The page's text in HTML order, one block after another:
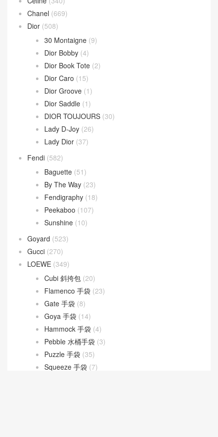
Hop 斜挎包
Jodie 手提包
Loop 斜挎包
Parachute Bag(10)
Sardine Hobo(4)
Wallace Bag(10)
Celine(340)
Chanel(669)
Dior
(508)
30 Montaigne(9)
Dior Bobby (4)
Dior Book Tote
Dior Caro
Dior Groove(1)
Dior Saddle(1)
DIOR TOUJOURS
Lady D-Joy(26)
Lady Dior (37)
Fendi(582)
Baguette
By The Way
Fendigraphy (18)
Peekaboo (107)
Sunshine(10)
Goyard(523)
Gucci (270)
LOEWE(349)
Cubi 斜挎包 (20)
Flamenco 手袋(23)